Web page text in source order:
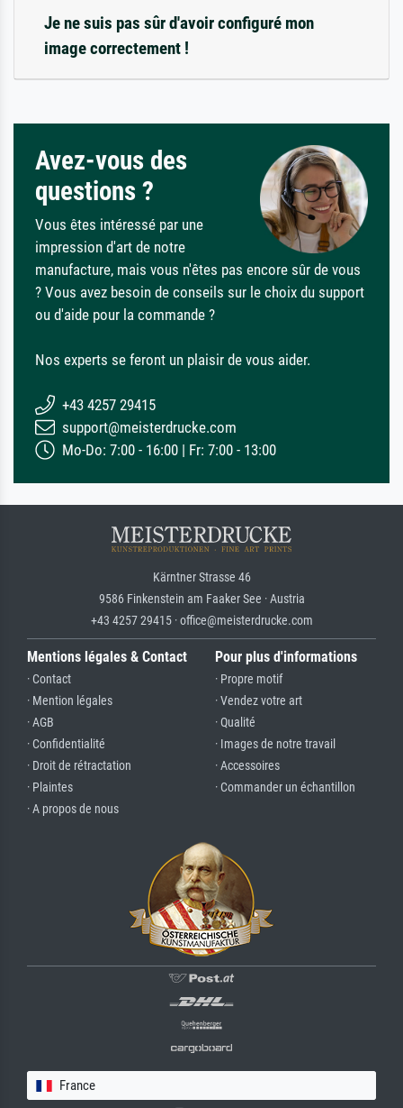
Je ne suis pas sûr d'avoir configuré mon
image correctement !
Avez-vous des
questions ?
Vous êtes intéressé par une
impression d'art de notre
manufacture, mais vous n'êtes pas encore sûr de vous
? Vous avez besoin de conseils sur le choix du support
ou d'aide pour la commande ?
Nos experts se feront un plaisir de vous aider.
+43 4257 29415
support@meisterdrucke.com
Mo-Do: 7:00 - 16:00 | Fr: 7:00 - 13:00
Kärntner Strasse 46
9586 Finkenstein am Faaker See · Austria
+43 4257 29415 · office@meisterdrucke.com
Mentions légales & Contact
· Contact
· Mention légales
· AGB
· Confidentialité
· Droit de rétractation
· Plaintes
· A propos de nous
Pour plus d'informations
· Propre motif
· Vendez votre art
· Qualité
· Images de notre travail
· Accessoires
· Commander un échantillon
France